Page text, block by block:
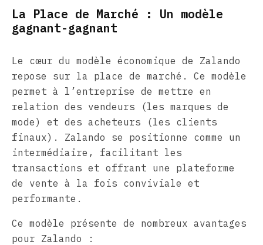
La Place de Marché : Un modèle
gagnant-gagnant
Le cœur du modèle économique de Zalando
repose sur la place de marché. Ce modèle
permet à l’entreprise de mettre en
relation des vendeurs (les marques de
mode) et des acheteurs (les clients
finaux). Zalando se positionne comme un
intermédiaire, facilitant les
transactions et offrant une plateforme
de vente à la fois conviviale et
performante.
Ce modèle présente de nombreux avantages
pour Zalando :